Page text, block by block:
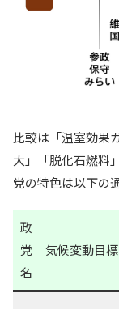
比較は「温室効果
大」「脱化石燃料
党の特色は以下の
政
党
名
気候変動目標